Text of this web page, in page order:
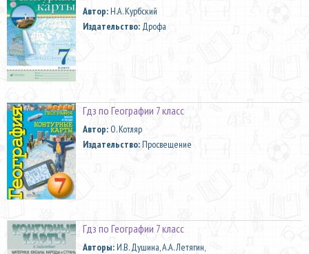
Автор: Н.А. Курбский
Издательство: Дрофа
Гдз по Географии 7 класс
Автор: О. Котляр
Издательство:Просвещение
Гдз по Географии 7 класс
Aвторы:И.В. Душина, А.А. Летягин,